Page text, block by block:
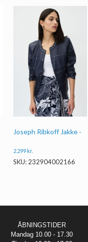
Joseph Ribkoff Jakke ·
2.299kr.
SKU: 232904002166
ÅBNINGSTIDER
Mandag 10.00 - 17.30